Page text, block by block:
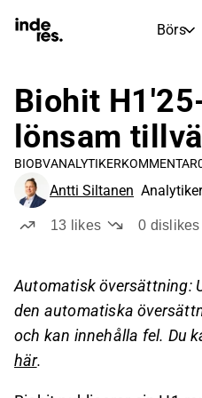
Börs
Biohit
lönsam
BIOBVANALYTIKERKOMMENTAR
Antti Siltanen Analytiker
13 likes 0 dislikes
Automatisk översättning:
den automatiska
och kan innehålla fel. Du
här.